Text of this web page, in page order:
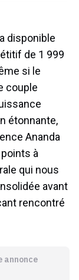
disponible
de 1 999
si le
couple
étonnante,
Ananda
à
qui nous
avant
rencontré
annonce